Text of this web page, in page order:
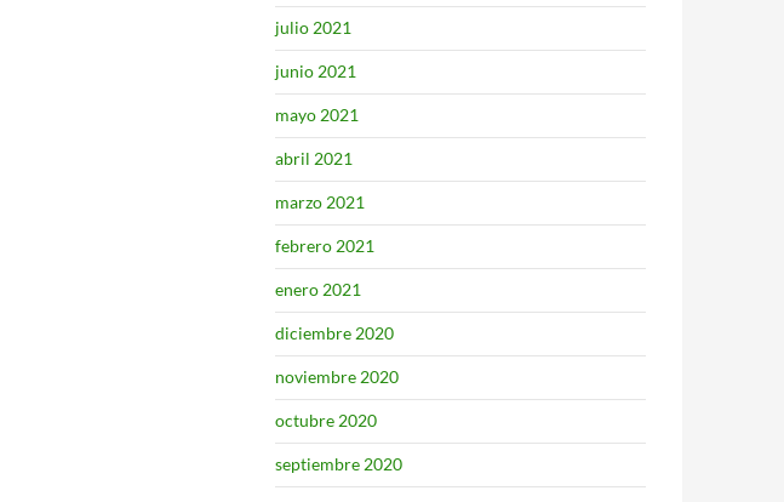
julio 2021
junio 2021
mayo 2021
abril 2021
marzo 2021
febrero 2021
enero 2021
diciembre 2020
noviembre 2020
octubre 2020
septiembre 2020